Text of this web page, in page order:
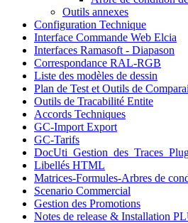
Outils annexes
Configuration Technique
Interface Commande Web Elcia
Interfaces Ramasoft - Diapason
Correspondance RAL-RGB
Liste des modèles de dessin
Plan de Test et Outils de
Outils de Tracabilité Entite
Accords Techniques
GC-Import Export
GC-Tarifs
Libellés HTML
Matrices-Formules-Arbres de
Scenario Commercial
Gestion des Promotions
Notes de release & Installation